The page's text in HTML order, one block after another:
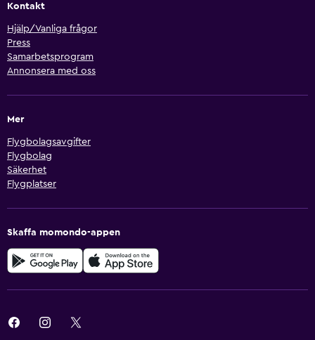
Kontakt
Hjälp/Vanliga frågor
Press
Samarbetsprogram
Annonsera med oss
Mer
Flygbolagsavgifter
Flygbolag
Säkerhet
Flygplatser
Skaffa momondo-appen